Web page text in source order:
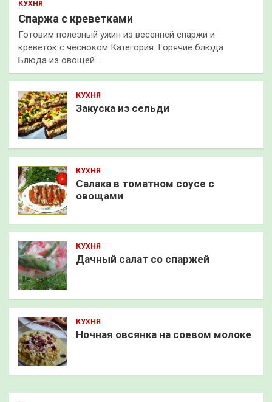
КУХНЯ
Спаржа с креветками
Готовим полезный ужин из весенней спаржи и
креветок с чесноком Категория: Горячие блюда
Блюда из овощей…
КУХНЯ
Закуска из сельди
КУХНЯ
Салака в томатном соусе с
овощами
КУХНЯ
Дачный салат со спаржей
КУХНЯ
Ночная овсянка на соевом молоке